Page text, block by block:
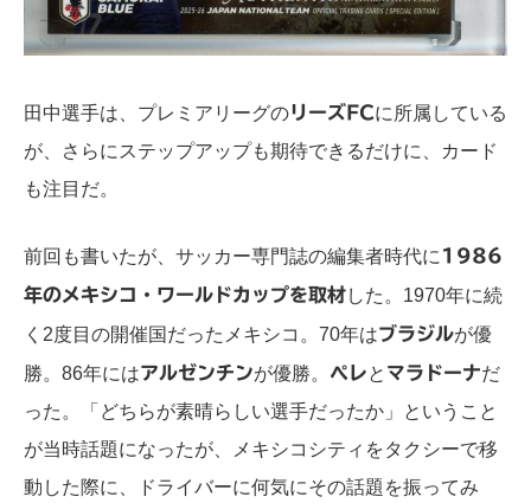
田中選手は、プレミアリーグのリーズFCに所属している
が、さらにステップアップも期待できるだけに、カード
も注目だ。
前回も書いたが、サッカー専門誌の編集者時代に 1986
年のメキシコ・ワールドカップを取材した。1970年に続
く2度目の開催国だったメキシコ。70年はブラジルが優
勝。86年にはアルゼンチンが優勝。 ペレと マラドーナだ
った。「どちらが素晴らしい選手だったか」ということ
が当時話題になったが、メキシコシティをタクシーで移
動した際に、ドライバーに何気にその話題を振ってみ